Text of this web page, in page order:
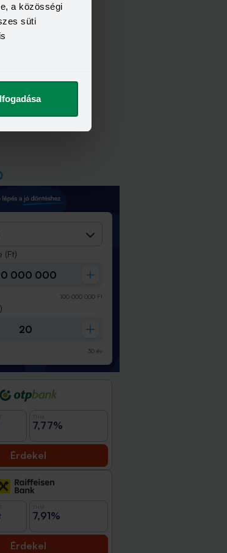
a közösségi
süti
(Ft)
100 000 000 Ft
30 év
7,77%
Érdekel
7,91%
Érdekel